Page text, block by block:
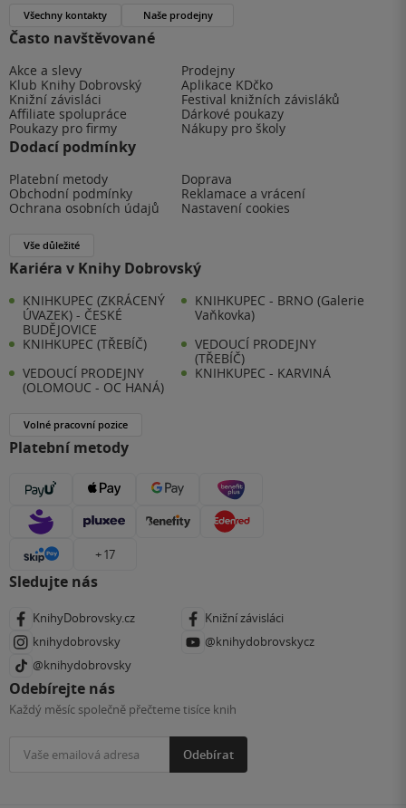
Často navštěvované
Akce a slevy
Prodejny
Klub Knihy Dobrovský
Aplikace KDčko
Knižní závisláci
Festival knižních závisláků
Affiliate spolupráce
Dárkové poukazy
Poukazy pro firmy
Nákupy pro školy
Dodací podmínky
Platební metody
Doprava
Obchodní podmínky
Reklamace a vrácení
Ochrana osobních údajů
Nastavení cookies
Vše důležité
Kariéra v Knihy Dobrovský
KNIHKUPEC (ZKRÁCENÝ
ÚVAZEK) - ČESKÉ
BUDĚJOVICE
KNIHKUPEC - BRNO (Galerie
Vaňkovka)
KNIHKUPEC (TŘEBÍČ)
VEDOUCÍ PRODEJNY
(TŘEBÍČ)
VEDOUCÍ PRODEJNY
(OLOMOUC - OC HANÁ)
KNIHKUPEC - KARVINÁ
Volné pracovní pozice
Platební metody
+ 17
Sledujte nás
KnihyDobrovsky.cz
Knižní závisláci
knihydobrovsky
@knihydobrovskycz
@knihydobrovsky
Odebírejte nás
Každý měsíc společně přečteme tisíce knih
Odebírat
Všechny kontakty Naše prodejny